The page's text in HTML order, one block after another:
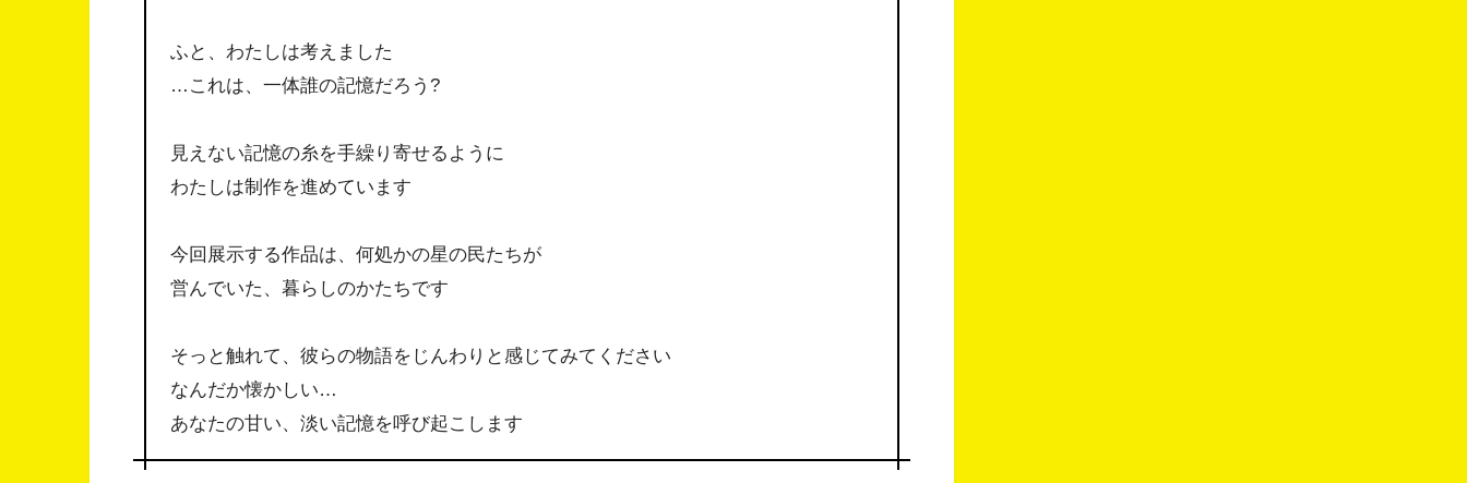
ふと、わたしは考えました
…これは、一体誰の記憶だろう?
見えない記憶の糸を手繰り寄せるように
わたしは制作を進めています
今回展示する作品は、何処かの星の民たちが
営んでいた、暮らしのかたちです
そっと触れて、彼らの物語をじんわりと感じてみてください
なんだか懐かしい…
あなたの甘い、淡い記憶を呼び起こします